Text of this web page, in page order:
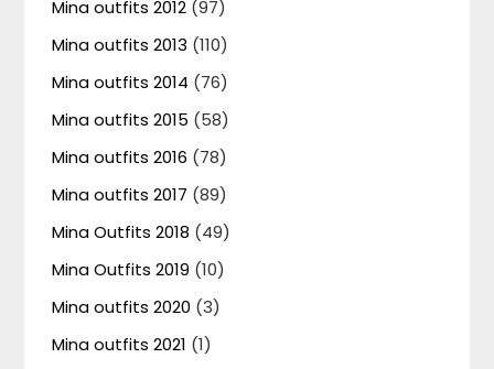
Mina outfits 2012 (97)
Mina outfits 2013 (110)
Mina outfits 2014 (76)
Mina outfits 2015 (58)
Mina outfits 2016 (78)
Mina outfits 2017 (89)
Mina Outfits 2018 (49)
Mina Outfits 2019 (10)
Mina outfits 2020 (3)
Mina outfits 2021 (1)